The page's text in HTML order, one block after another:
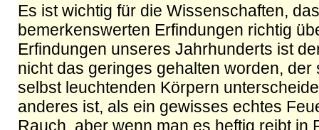
Es ist wichtig für die Wissenschaften,
bemerkenswerten Erfindungen richtig
Erfindungen unseres Jahrhunderts ist
nicht das geringes gehalten worden,
selbst leuchtenden Körpern
anderes ist, als ein gewisses echtes
Rauch, aber wenn man es heftig reibt in